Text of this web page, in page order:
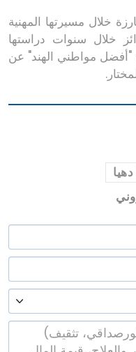
خلال مسيرتها المهنية
خلال سنوات دراستها
مواطني الهند" عن